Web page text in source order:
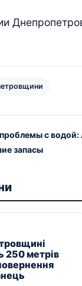
с водой:
запасы
250 метрів